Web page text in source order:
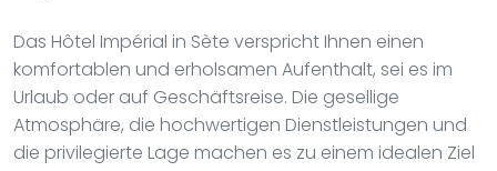
Das Hôtel Impérial in Sète verspricht Ihnen einen
komfortablen und erholsamen Aufenthalt, sei es im
Urlaub oder auf Geschäftsreise. Die gesellige
Atmosphäre, die hochwertigen Dienstleistungen und
die privilegierte Lage machen es zu einem idealen Ziel